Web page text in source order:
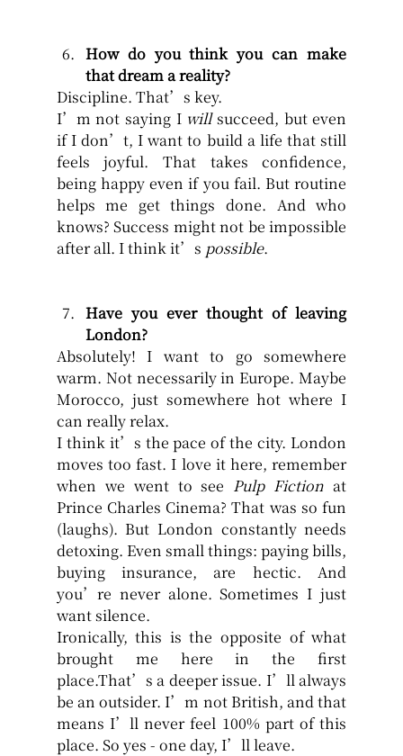
How do you think you can make
that dream a reality?
Discipline. That’s key.
I’m not saying I will succeed, but even
if I don’t, I want to build a life that still
feels joyful. That takes confidence,
being happy even if you fail. But routine
helps me get things done. And who
knows? Success might not be impossible
after all. I think it’s possible.
Have you ever thought of leaving
London?
Absolutely! I want to go somewhere
warm. Not necessarily in Europe. Maybe
Morocco, just somewhere hot where I
can really relax.
I think it’s the pace of the city. London
moves too fast. I love it here, remember
when we went to see Pulp Fiction at
Prince Charles Cinema? That was so fun
(laughs). But London constantly needs
detoxing. Even small things: paying bills,
buying insurance, are hectic. And
you’re never alone. Sometimes I just
want silence.
Ironically, this is the opposite of what
brought me here in the first
place.That’s a deeper issue. I’ll always
be an outsider. I’m not British, and that
means I’ll never feel 100% part of this
place. So yes - one day, I’ll leave.